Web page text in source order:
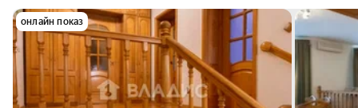
онлайн показ